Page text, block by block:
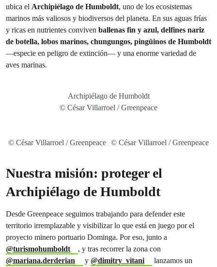
ubica el Archipiélago de Humboldt, uno de los ecosistemas
marinos más valiosos y biodiversos del planeta. En sus aguas frías
y ricas en nutrientes conviven ballenas fin y azul, delfines nariz
de botella, lobos marinos, chungungos, pingüinos de Humboldt
—especie en peligro de extinción— y una enorme variedad de
aves marinas.
Archipiélago de Humboldt
© César Villarroel / Greenpeace
© César Villarroel / Greenpeace © César Villarroel / Greenpeace
Nuestra misión: proteger el
Archipiélago de Humboldt
Desde Greenpeace seguimos trabajando para defender este
territorio irremplazable y visibilizar lo que está en juego por el
proyecto minero portuario Dominga. Por eso, junto a
@turismohumboldt
, y tras recorrer la zona con
@mariana.derderian
y @dimitry_vitani
lanzamos un